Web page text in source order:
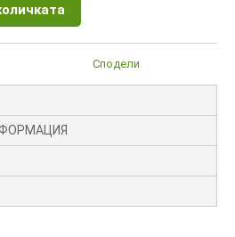
Сподели